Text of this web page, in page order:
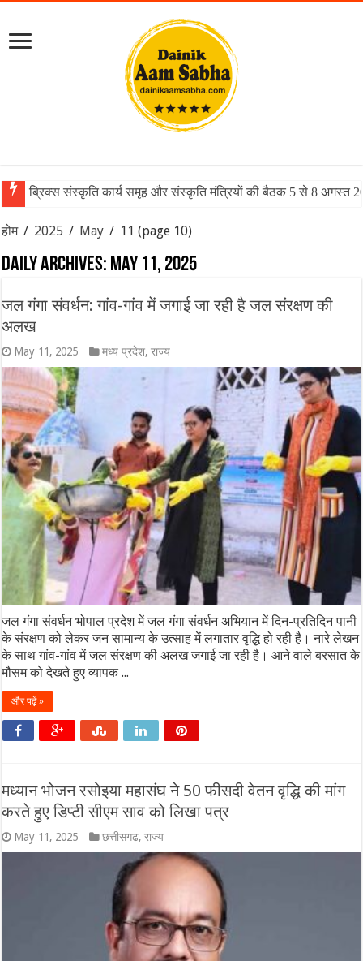
ब्रिक्स संस्कृति कार्य समूह और संस्कृति मंत्रियों की बैठक 5 से 8 अगस्त
होम / 2025 / May / 11 (page 10)
Daily Archives: May 11, 2025
जल गंगा संवर्धन: गांव-गांव में जगाई जा रही है जल संरक्षण की
अलख
May 11, 2025 मध्य प्रदेश,राज्य
जल गंगा संवर्धन भोपाल प्रदेश में जल गंगा संवर्धन अभियान में दिन-प्रतिदिन पानी
के संरक्षण को लेकर जन सामान्य के उत्साह में लगातार वृद्धि हो रही है। नारे लेखन
के साथ गांव-गांव में जल संरक्षण की अलख जगाई जा रही है। आने वाले बरसात के
मौसम को देखते हुए व्यापक ...
और पढ़ें »
मध्यान भोजन रसोइया महासंघ ने 50 फीसदी वेतन वृद्धि की मांग
करते हुए डिप्टी सीएम साव को लिखा पत्र
May 11, 2025 छत्तीसगढ,राज्य